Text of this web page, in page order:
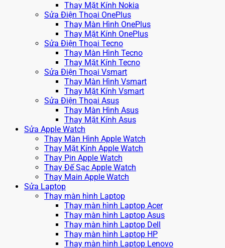
Thay Mặt Kính Nokia
Sửa Điện Thoại OnePlus
Thay Màn Hình OnePlus
Thay Mặt Kính OnePlus
Sửa Điện Thoại Tecno
Thay Màn Hình Tecno
Thay Mặt Kính Tecno
Sửa Điện Thoại Vsmart
Thay Màn Hình Vsmart
Thay Mặt Kính Vsmart
Sửa Điện Thoại Asus
Thay Màn Hình Asus
Thay Mặt Kính Asus
Sửa Apple Watch
Thay Màn Hình Apple Watch
Thay Mặt Kính Apple Watch
Thay Pin Apple Watch
Thay Đế Sạc Apple Watch
Thay Main Apple Watch
Sửa Laptop
Thay màn hình Laptop
Thay màn hình Laptop Acer
Thay màn hình Laptop Asus
Thay màn hình Laptop Dell
Thay màn hình Laptop HP
Thay màn hình Laptop Lenovo